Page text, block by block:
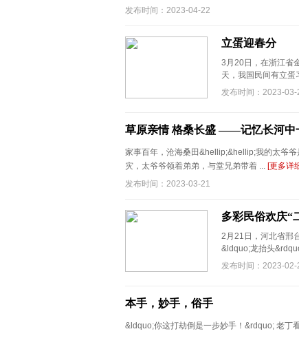
发布时间：2023-04-22
立蛋迎春分
3月20日，在浙江省
天，我国民间有立
发布时间：2023-03-
草原亲情 格桑长盛 ——记忆长河中
家事百年，沧海桑田&hellip;&hellip;我的太爷
灾，太爷爷领着弟弟，与堂兄弟带着 ... [更多详
发布时间：2023-03-21
多彩民俗欢庆“
2月21日，河北省邢
&ldquo;龙抬头
发布时间：2023-02-
本手，妙手，俗手
&ldquo;你这打劫倒是一步妙手！&rdquo; 老丁